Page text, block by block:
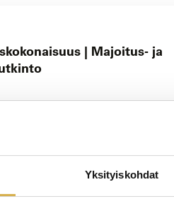
Yksityiskohdat
| Majoitus- ja